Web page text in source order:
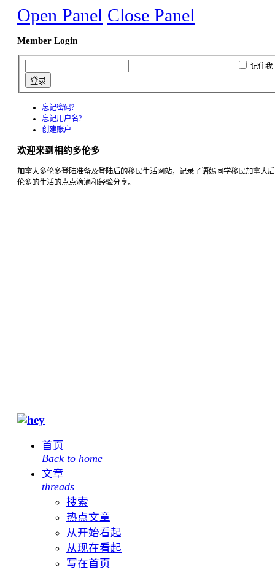
Open Panel Close Panel
Member Login
记住我
忘记密码?
忘记用户名?
创建账户
欢迎来到相约多伦多
加拿大多伦多登陆准备及登陆后的移民生活网站，记录了语嫣同学移民加拿大
伦多的生活的点点滴滴和经验分享。
首页
Back to home
文章
threads
搜索
热点文章
从开始看起
从现在看起
写在首页